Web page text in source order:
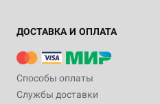
ДОСТАВКА И ОПЛАТА
Способы оплаты
Службы доставки